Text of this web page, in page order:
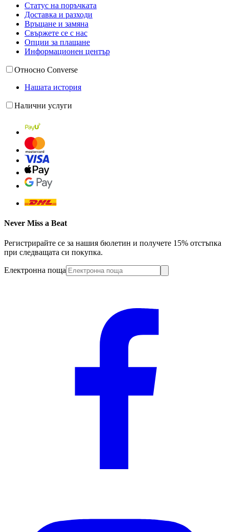
Статус на поръчката
Доставка и разходи
Връщане и замяна
Свържете се с нас
Опции за плащане
Информационен център
Относно Converse
Нашата история
Налични услуги
Never Miss a Beat
Регистрирайте се за нашия бюлетин и получете 15% отстъпка
при следващата си покупка.
Електронна поща